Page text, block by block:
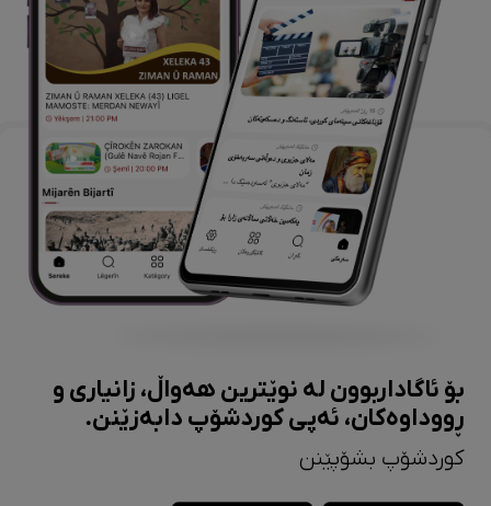
بۆ ئاگاداربوون لە نوێترین هەواڵ، زانیاری و
ڕووداوەکان، ئەپی کوردشۆپ دابەزێنن.
کوردشۆپ بشۆپێنن